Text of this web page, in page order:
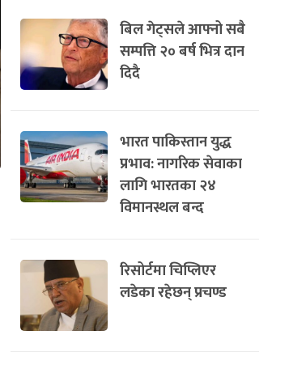
बिल गेट्सले आफ्नो सबै
सम्पत्ति २० बर्ष भित्र दान
दिदै
भारत पाकिस्तान युद्ध
प्रभाव: नागरिक सेवाका
लागि भारतका २४
विमानस्थल बन्द
रिसोर्टमा चिप्लिएर
लडेका रहेछन् प्रचण्ड